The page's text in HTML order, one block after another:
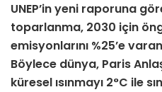
UNEP’in yeni raporuna
toparlanma, 2030 için
emisyonlarını %25’e
Böylece dünya, Paris
küresel ısınmayı 2°C ile